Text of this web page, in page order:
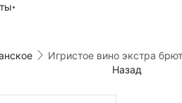
Игристое вино экстра
Назад